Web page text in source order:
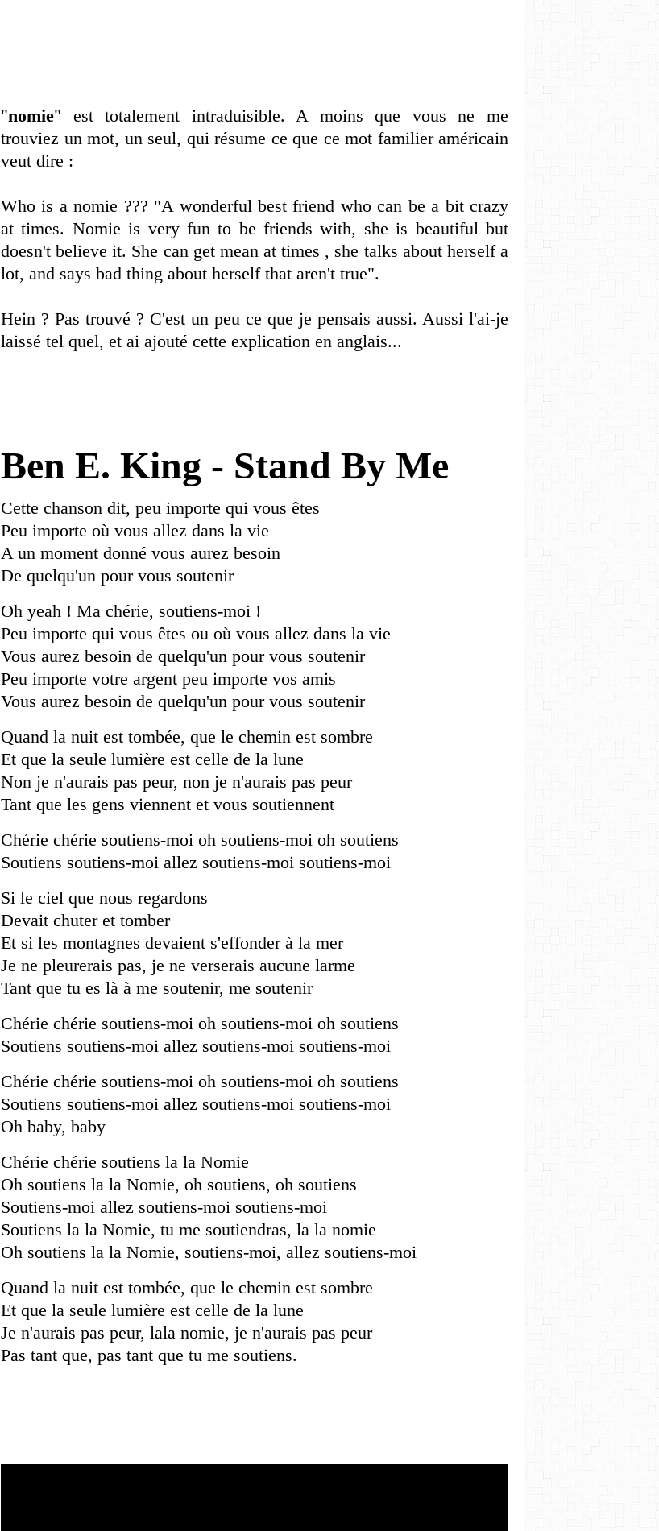
"nomie" est totalement intraduisible. A moins que vous ne me
trouviez un mot, un seul, qui résume ce que ce mot familier américain
veut dire :
Who is a nomie ??? "A wonderful best friend who can be a bit crazy
at times. Nomie is very fun to be friends with, she is beautiful but
doesn't believe it. She can get mean at times , she talks about herself a
lot, and says bad thing about herself that aren't true".
Hein ? Pas trouvé ? C'est un peu ce que je pensais aussi. Aussi l'ai-je
laissé tel quel, et ai ajouté cette explication en anglais...
Ben E. King - Stand By Me
Cette chanson dit, peu importe qui vous êtes
Peu importe où vous allez dans la vie
A un moment donné vous aurez besoin
De quelqu'un pour vous soutenir
Oh yeah ! Ma chérie, soutiens-moi !
Peu importe qui vous êtes ou où vous allez dans la vie
Vous aurez besoin de quelqu'un pour vous soutenir
Peu importe votre argent peu importe vos amis
Vous aurez besoin de quelqu'un pour vous soutenir
Quand la nuit est tombée, que le chemin est sombre
Et que la seule lumière est celle de la lune
Non je n'aurais pas peur, non je n'aurais pas peur
Tant que les gens viennent et vous soutiennent
Chérie chérie soutiens-moi oh soutiens-moi oh soutiens
Soutiens soutiens-moi allez soutiens-moi soutiens-moi
Si le ciel que nous regardons
Devait chuter et tomber
Et si les montagnes devaient s'effonder à la mer
Je ne pleurerais pas, je ne verserais aucune larme
Tant que tu es là à me soutenir, me soutenir
Chérie chérie soutiens-moi oh soutiens-moi oh soutiens
Soutiens soutiens-moi allez soutiens-moi soutiens-moi
Chérie chérie soutiens-moi oh soutiens-moi oh soutiens
Soutiens soutiens-moi allez soutiens-moi soutiens-moi
Oh baby, baby
Chérie chérie soutiens la la Nomie
Oh soutiens la la Nomie, oh soutiens, oh soutiens
Soutiens-moi allez soutiens-moi soutiens-moi
Soutiens la la Nomie, tu me soutiendras, la la nomie
Oh soutiens la la Nomie, soutiens-moi, allez soutiens-moi
Quand la nuit est tombée, que le chemin est sombre
Et que la seule lumière est celle de la lune
Je n'aurais pas peur, lala nomie, je n'aurais pas peur
Pas tant que, pas tant que tu me soutiens.